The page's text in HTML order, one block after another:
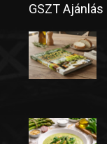
GSZT Ajánlás